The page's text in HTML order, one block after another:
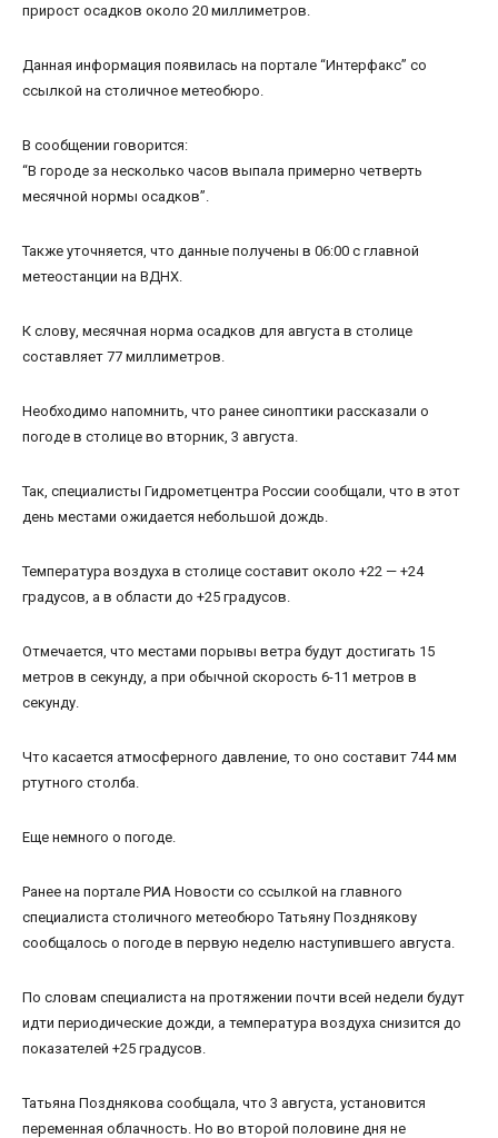
прирост осадков около 20 миллиметров.
Данная информация появилась на портале “Интерфакс” со
ссылкой на столичное метеобюро.
В сообщении говорится:
“В городе за несколько часов выпала примерно четверть
месячной нормы осадков”.
Также уточняется, что данные получены в 06:00 с главной
метеостанции на ВДНХ.
К слову, месячная норма осадков для августа в столице
составляет 77 миллиметров.
Необходимо напомнить, что ранее синоптики рассказали о
погоде в столице во вторник, 3 августа.
Так, специалисты Гидрометцентра России сообщали, что в этот
день местами ожидается небольшой дождь.
Температура воздуха в столице составит около +22 — +24
градусов, а в области до +25 градусов.
Отмечается, что местами порывы ветра будут достигать 15
метров в секунду, а при обычной скорость 6-11 метров в
секунду.
Что касается атмосферного давление, то оно составит 744 мм
ртутного столба.
Еще немного о погоде.
Ранее на портале РИА Новости со ссылкой на главного
специалиста столичного метеобюро Татьяну Позднякову
сообщалось о погоде в первую неделю наступившего августа.
По словам специалиста на протяжении почти всей недели будут
идти периодические дожди, а температура воздуха снизится до
показателей +25 градусов.
Татьяна Позднякова сообщала, что 3 августа, установится
переменная облачность. Но во второй половине дня не